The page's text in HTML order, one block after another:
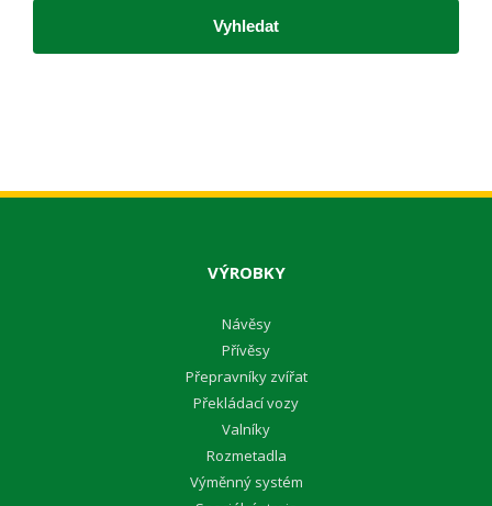
VÝROBKY
Návěsy
Přívěsy
Přepravníky zvířat
Překládací vozy
Valníky
Rozmetadla
Výměnný systém